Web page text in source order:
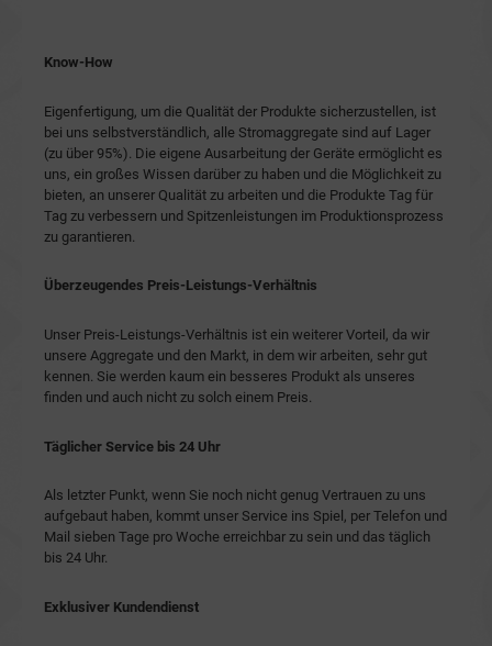
Know-How
Eigenfertigung, um die Qualität der Produkte sicherzustellen, ist
bei uns selbstverständlich, alle Stromaggregate sind auf Lager
(zu über 95%). Die eigene Ausarbeitung der Geräte ermöglicht es
uns, ein großes Wissen darüber zu haben und die Möglichkeit zu
bieten, an unserer Qualität zu arbeiten und die Produkte Tag für
Tag zu verbessern und Spitzenleistungen im Produktionsprozess
zu garantieren.
Überzeugendes Preis-Leistungs-Verhältnis
Unser Preis-Leistungs-Verhältnis ist ein weiterer Vorteil, da wir
unsere Aggregate und den Markt, in dem wir arbeiten, sehr gut
kennen. Sie werden kaum ein besseres Produkt als unseres
finden und auch nicht zu solch einem Preis.
Täglicher Service bis 24 Uhr
Als letzter Punkt, wenn Sie noch nicht genug Vertrauen zu uns
aufgebaut haben, kommt unser Service ins Spiel, per Telefon und
Mail sieben Tage pro Woche erreichbar zu sein und das täglich
bis 24 Uhr.
Exklusiver Kundendienst